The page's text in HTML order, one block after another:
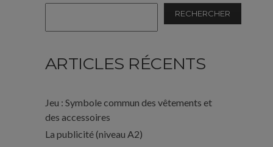
RECHERCHER
ARTICLES RÉCENTS
Jeu : Symbole commun des vêtements et
des accessoires
La publicité (niveau A2)